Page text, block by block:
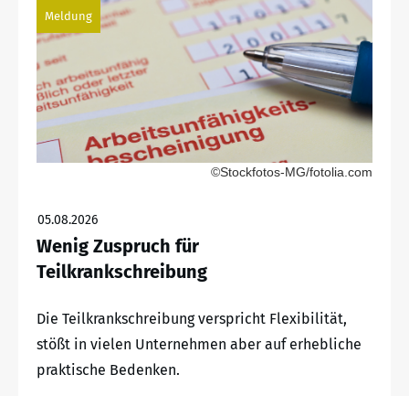
Meldung
©Stockfotos-MG/fotolia.com
05.08.2026
Wenig Zuspruch für
Teilkrankschreibung
Die Teilkrankschreibung verspricht Flexibilität,
stößt in vielen Unternehmen aber auf erhebliche
praktische Bedenken.